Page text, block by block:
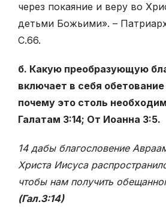
через покаяние и веру во
детьми Божьими». –
С.66.
б. Какую преобразующую
включает в себя
почему это столь
Галатам 3:14; От Иоанна 3:5.
14 дабы благословение
Христа Иисуса
чтобы нам получить
(Гал.3:14)